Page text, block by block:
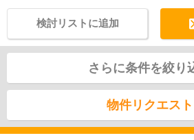
検討リストに追加
さらに条件を絞り
物件リクエスト